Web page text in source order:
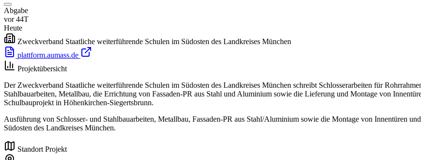
Abgabe
vor 44T
Heute
Zweckverband Staatliche weiterführende Schulen im Südosten des Landkreises München
plattform.aumass.de
Projektübersicht
Der Zweckverband Staatliche weiterführende Schulen im Südosten des Landkreises München schreibt Schlosserarbeiten für
Stahlbauarbeiten, Metallbau, die Errichtung von Fassaden-PR aus Stahl und Aluminium sowie die Lieferung und Montage von
Schulbauprojekt in Höhenkirchen-Siegertsbrunn.
Ausführung von Schlosser- und Stahlbauarbeiten, Metallbau, Fassaden-PR aus Stahl/Aluminium sowie die Montage von Innentüren
Südosten des Landkreises München.
Standort Projekt